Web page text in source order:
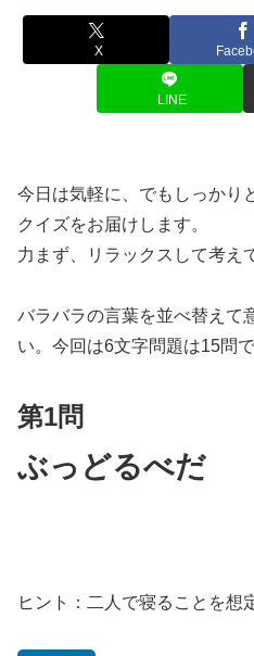
X
LINE
今日は気軽に、でもしっかり
クイズをお届けします。
力まず、リラックスして考え
バラバラの言葉を並べ替えて
い。今回は6文字問題は15問で
第1問
ぶっどるべだ
ヒント： 二人で寝ることを想